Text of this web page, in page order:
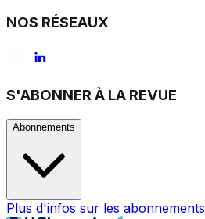
NOS RÉSEAUX
S'ABONNER À LA REVUE
Abonnements
Plus d'infos sur les abonnements